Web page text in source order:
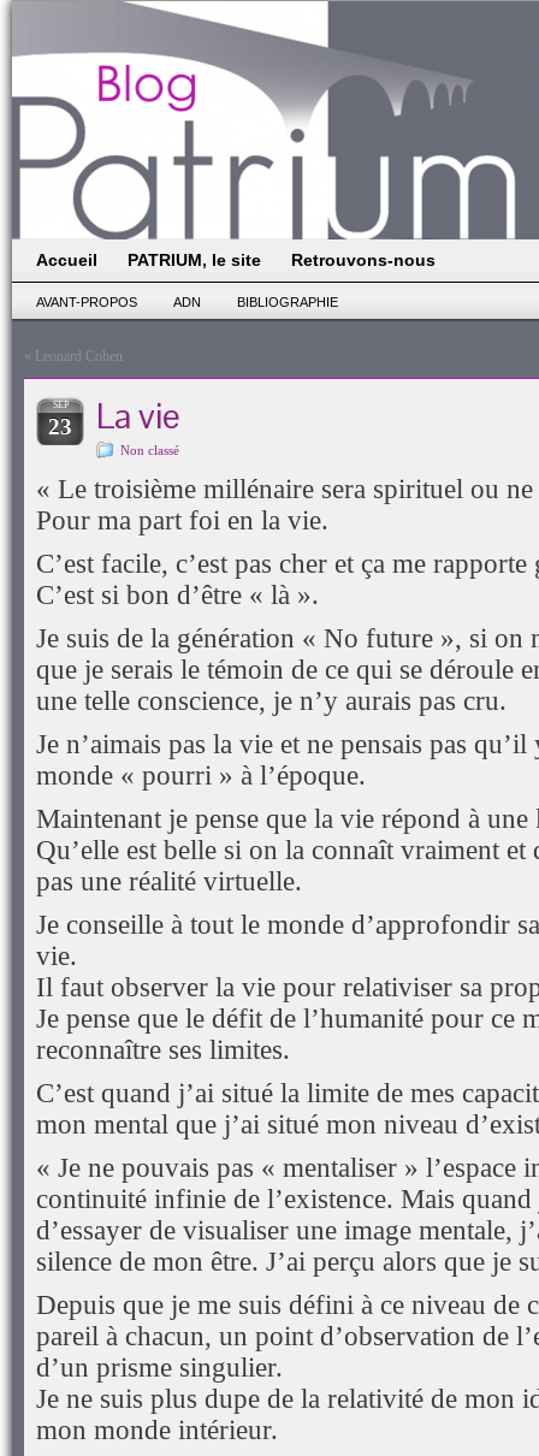
Accueil PATRIUM, le site Retrouvons-nous
AVANT-PROPOS ADN BIBLIOGRAPHIE
« Leonard Cohen
SEP
23 La vie
Non classé
« Le troisième millénaire sera spirituel ou ne
Pour ma part foi en la vie.
C’est facile, c’est pas cher et ça me rapporte
C’est si bon d’être « là ».
Je suis de la génération « No future », si on
que je serais le témoin de ce qui se déroule
une telle conscience, je n’y aurais pas cru.
Je n’aimais pas la vie et ne pensais pas qu’il
monde « pourri » à l’époque.
Maintenant je pense que la vie répond à
Qu’elle est belle si on la connaît vraiment et
pas une réalité virtuelle.
Je conseille à tout le monde d’approfondir
vie.
Il faut observer la vie pour relativiser sa
Je pense que le défit de l’humanité pour ce
reconnaître ses limites.
C’est quand j’ai situé la limite de mes
mon mental que j’ai situé mon niveau
« Je ne pouvais pas « mentaliser » l’espace
continuité infinie de l’existence. Mais quand
d’essayer de visualiser une image mentale,
silence de mon être. J’ai perçu alors que je
Depuis que je me suis défini à ce niveau de
pareil à chacun, un point d’observation de
d’un prisme singulier.
Je ne suis plus dupe de la relativité de mon
mon monde intérieur.